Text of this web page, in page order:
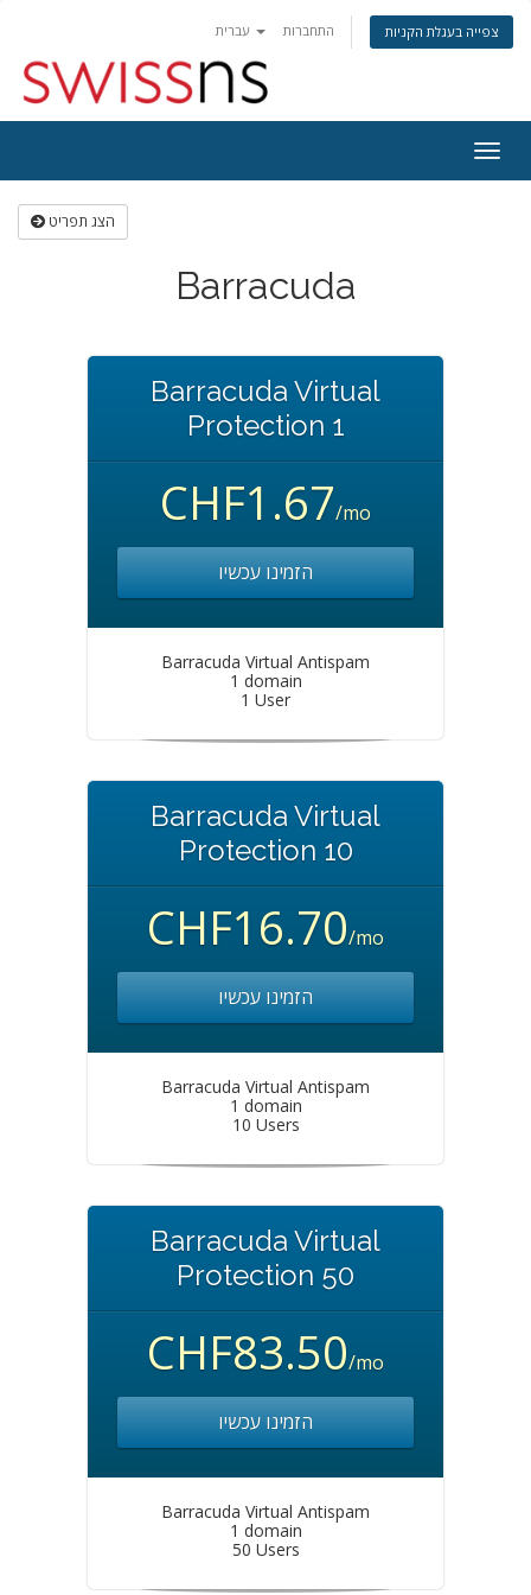
התחברות צפייה בעגלת הקניות
ניווט
הצג תפריט
Barracuda
Barracuda Virtual
Protection 1
CHF1.67/mo
הזמינו עכשיו
Barracuda Virtual Antispam
1 domain
1 User
Barracuda Virtual
Protection 10
CHF16.70/mo
הזמינו עכשיו
Barracuda Virtual Antispam
1 domain
10 Users
Barracuda Virtual
Protection 50
CHF83.50/mo
הזמינו עכשיו
Barracuda Virtual Antispam
1 domain
50 Users